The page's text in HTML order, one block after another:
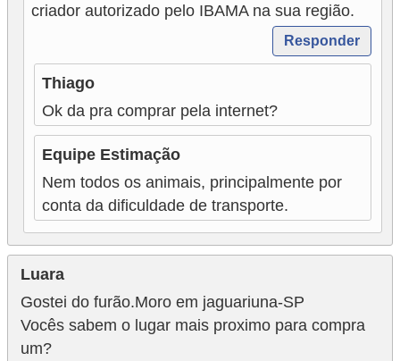
criador autorizado pelo IBAMA na sua região.
Responder
Thiago
Ok da pra comprar pela internet?
Equipe Estimação
Nem todos os animais, principalmente por
conta da dificuldade de transporte.
Luara
Gostei do furão.Moro em jaguariuna-SP
Vocês sabem o lugar mais proximo para compra
um?